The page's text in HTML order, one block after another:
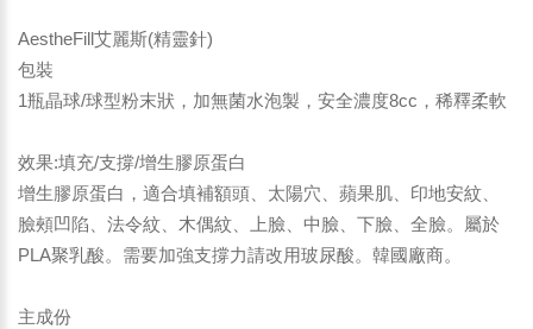
AestheFill艾麗斯(精靈針)
包裝
1瓶晶球/球型粉末狀，加無菌水泡製，安全濃度8cc，稀釋柔軟
效果:填充/支撐/增生膠原蛋白
增生膠原蛋白，適合填補額頭、太陽穴、蘋果肌、印地安紋、
臉頰凹陷、法令紋、木偶紋、上臉、中臉、下臉、全臉。屬於
PLA聚乳酸。需要加強支撐力請改用玻尿酸。韓國廠商。
主成份